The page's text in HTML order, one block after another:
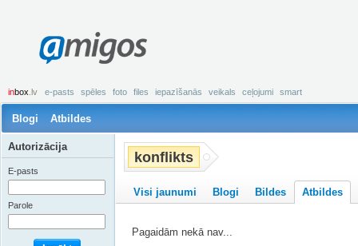
amigos
inbox .lv e-pasts spēles foto files iepazīšanās veikals ceļojumi smart
Blogi Atbildes
konflikts
Visi jaunumi Blogi Bildes Atbildes
Pagaidām nekā nav...
Autorizācija
E-pasts
Parole